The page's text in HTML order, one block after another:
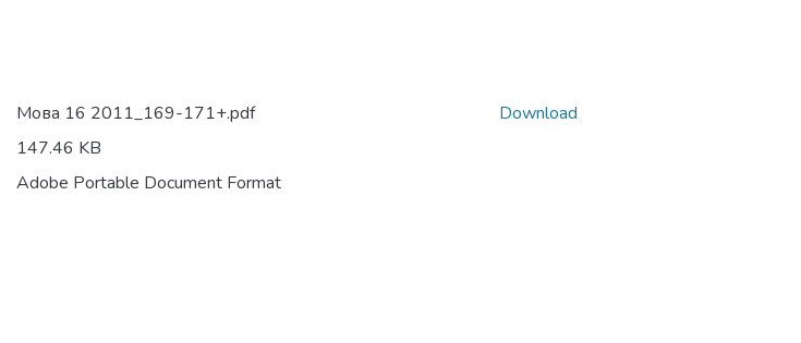
Мова 16 2011_169-171+.pdf
147.46 KB
Adobe Portable Document Format
Download